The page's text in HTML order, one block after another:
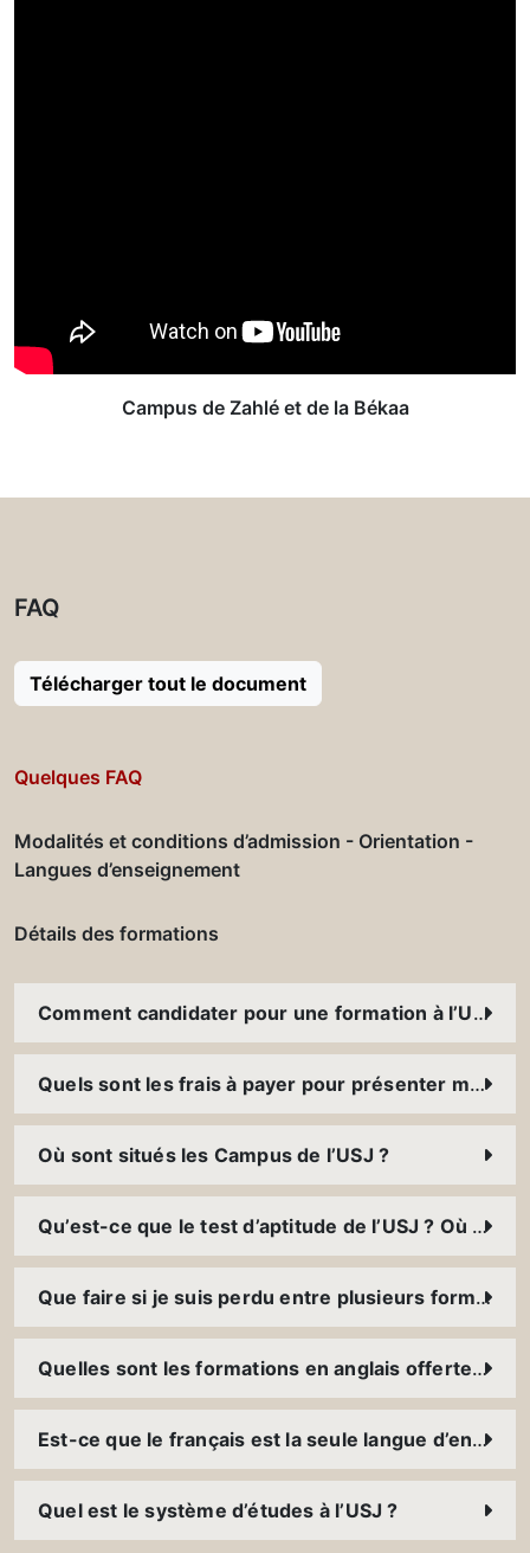
Campus de Zahlé et de la Békaa
FAQ
Télécharger tout le document
Quelques FAQ
Modalités et conditions d’admission - Orientation -
Langues d’enseignement
Détails des formations
Comment candidater pour une formation à l’USJ ?
Quels sont les frais à payer pour présenter mon dossier ?
Où sont situés les Campus de l’USJ ?
Qu’est-ce que le test d’aptitude de l’USJ ? Où et comment puis-je le présenter ?
Que faire si je suis perdu entre plusieurs formations ?
Quelles sont les formations en anglais offertes à l’USJ ?
Est-ce que le français est la seule langue d’enseignement à l’USJ ?
Quel est le système d’études à l’USJ ?